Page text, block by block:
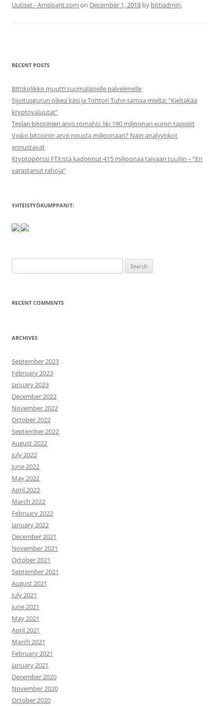
Uutiset - Ampparit.com on December 1, 2018 by bittiadmin.
RECENT POSTS
Bittikolikko muutti suomalaiselle palvelimelle
Sijoitusgurun oikea käsi ja Tohtori Tuho samaa mieltä: ”Kieltäkää
kryptovaluutat”
Teslan bitcoinien arvo romahti: liki 190 miljoonan euron tappiot
Voiko bitcoinin arvo nousta miljoonaan? Näin analyytikot
ennustavat
Kryptopörssi FTX:stä kadonnut 415 miljoonaa taivaan tuuliin – ”En
varastanut rahoja”
YHTEISTYÖKUMPPANIT:
for:
RECENT COMMENTS
ARCHIVES
September 2023
February 2023
January 2023
December 2022
November 2022
October 2022
September 2022
August 2022
July 2022
June 2022
May 2022
April 2022
March 2022
February 2022
January 2022
December 2021
November 2021
October 2021
September 2021
August 2021
July 2021
June 2021
May 2021
April 2021
March 2021
February 2021
January 2021
December 2020
November 2020
October 2020